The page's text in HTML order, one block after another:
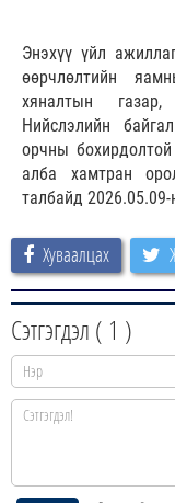
Энэхүү үйл
өөрчлөлтийн
хяналтын
Нийслэлийн
орчны
алба хамтран
талбайд
Хуваалцах
Сэтгэгдэл ( 1 )